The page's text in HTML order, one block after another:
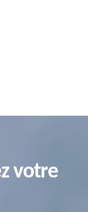
votre